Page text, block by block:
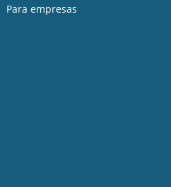
Para empresas